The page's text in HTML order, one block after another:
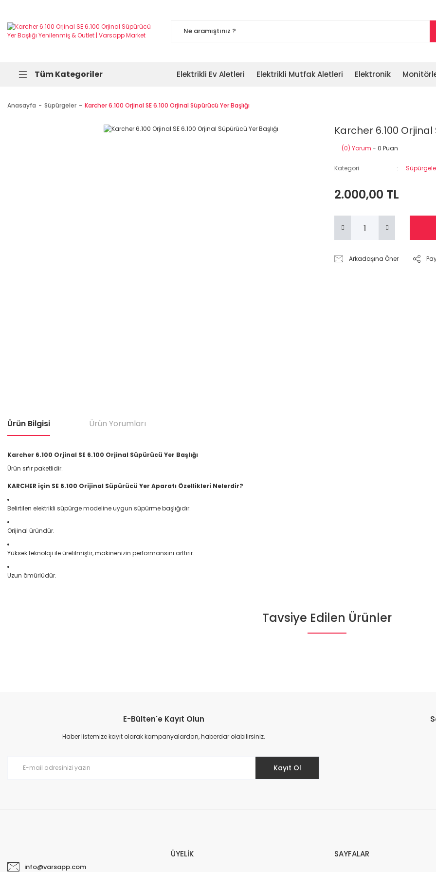
Tüm Kategoriler Elektrikli Ev Aletleri Elektrikli Mutfak Aletleri Elektronik
Anasayfa Süpürgeler Karcher 6.100 Orjinal SE 6.100 Orjinal Süpürücü Yer Başlığı
Karcher 6.100 Orjinal
(0) Yorum - 0 Puan
Kategori
2.000,00 TL
Arkadaşına Öner
Ürün Bilgisi Ürün Yorumları
Karcher 6.100 Orjinal SE 6.100 Orjinal Süpürücü Yer Başlığı
Ürün sıfır paketlidir.
KARCHER için SE 6.100 Orijinal Süpürücü Yer Aparatı Özellikleri Nelerdir?
Belirtilen elektrikli süpürge modeline uygun süpürme başlığıdır.
Orijinal üründür.
Yüksek teknoloji ile üretilmiştir, makinenizin performansını arttırır.
Uzun ömürlüdür.
Bu ürüne ilk yorumu siz yapın!
Tavsiye Edilen Ürünler
1.000,00 TL
E-Bülten'e Kayıt Olun
Haber listemize kayıt olarak kampanyalardan, haberdar olabilirsiniz.
Kayıt Ol
info@varsapp.com
ÜYELİK SAYFALAR